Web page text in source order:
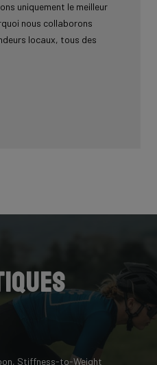
uniquement le meilleur
nous collaborons
locaux, tous des
Stiffness-to-Weight